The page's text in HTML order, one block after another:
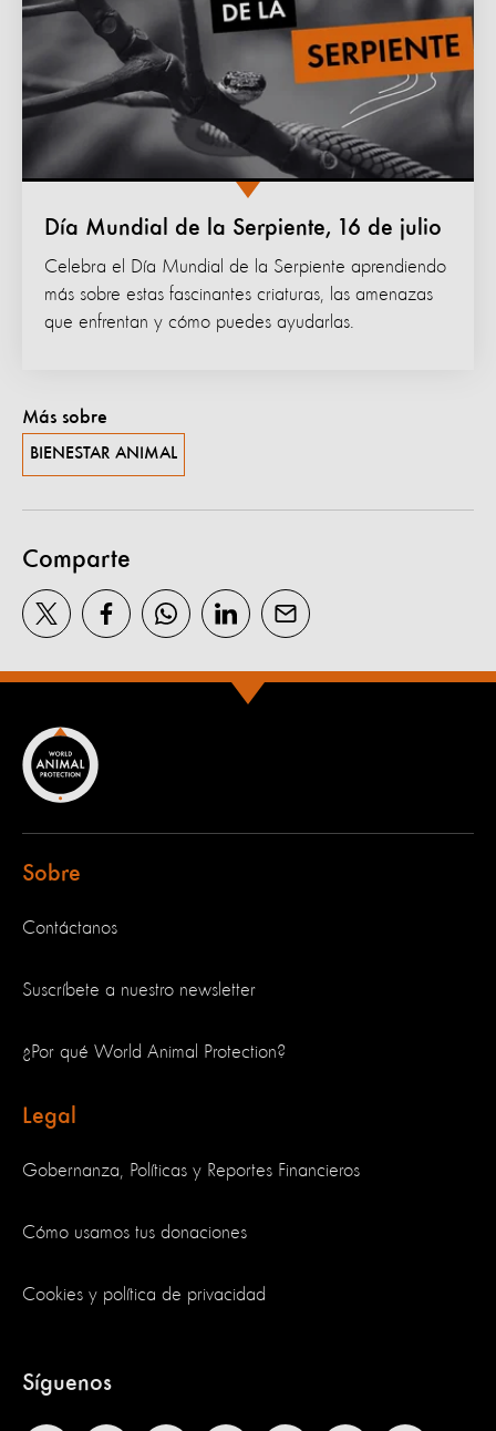
Día Mundial de la Serpiente, 16 de julio
Celebra el Día Mundial de la Serpiente aprendiendo
más sobre estas fascinantes criaturas, las amenazas
que enfrentan y cómo puedes ayudarlas.
Más sobre
BIENESTAR ANIMAL
Comparte
Sobre
Contáctanos
Suscríbete a nuestro newsletter
¿Por qué World Animal Protection?
Legal
Gobernanza, Políticas y Reportes Financieros
Cómo usamos tus donaciones
Cookies y política de privacidad
Síguenos